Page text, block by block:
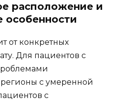
расположение и
особенности
от конкретных
Для пациентов с
с умеренной
с